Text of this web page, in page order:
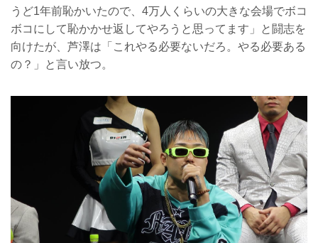
うど1年前恥かいたので、4万人くらいの大きな会場でボコ
ボコにして恥かかせ返してやろうと思ってます」と闘志を
向けたが、芦澤は「これやる必要ないだろ。やる必要ある
の？」と言い放つ。